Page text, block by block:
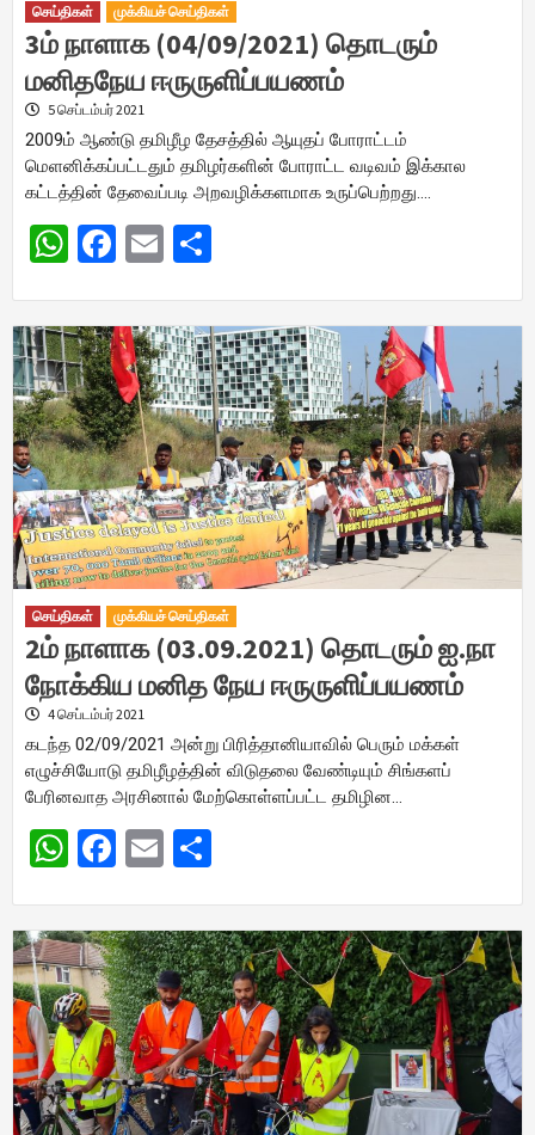
செய்திகள் முக்கியச் செய்திகள்
3ம் நாளாக (04/09/2021) தொடரும்
மனிதநேய ஈருருளிப்பயணம்
5 செப்டம்பர் 2021
2009ம் ஆண்டு தமிழீழ தேசத்தில் ஆயுதப் போராட்டம்
மெளனிக்கப்பட்டதும் தமிழர்களின் போராட்ட வடிவம் இக்கால
கட்டத்தின் தேவைப்படி அறவழிக்களமாக உருப்பெற்றது….
WhatsApp
Facebook
Email
செய்திகள் முக்கியச் செய்திகள்
2ம் நாளாக (03.09.2021) தொடரும் ஐ.நா
நோக்கிய மனித நேய ஈருருளிப்பயணம்
4 செப்டம்பர் 2021
கடந்த 02/09/2021 அன்று பிரித்தானியாவில் பெரும் மக்கள்
எழுச்சியோடு தமிழீழத்தின் விடுதலை வேண்டியும் சிங்களப்
பேரினவாத அரசினால் மேற்கொள்ளப்பட்ட தமிழின…
WhatsApp
Facebook
Email